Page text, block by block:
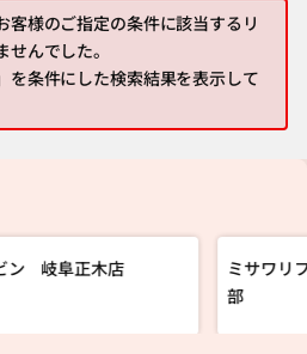
客様のご指定の条件に該当するリ
んでした。
を条件にした検索結果を表示して
ン 岐阜正木店
ミサワリ
部